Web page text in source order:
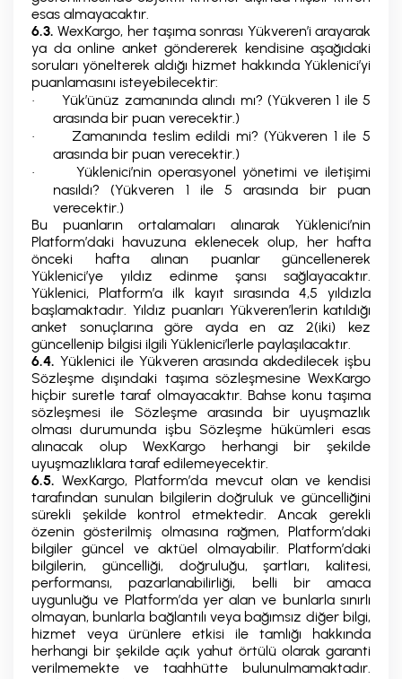
esas almayacaktır.
6.3. WexKargo, her taşıma sonrası Yükveren’i arayarak
ya da online anket göndererek kendisine aşağıdaki
soruları yönelterek aldığı hizmet hakkında Yüklenici’yi
puanlamasını isteyebilecektir:
·
Yük’ünüz zamanında alındı mı? (Yükveren 1 ile 5
arasında bir puan verecektir.)
·
Zamanında teslim edildi mi? (Yükveren 1 ile 5
arasında bir puan verecektir.)
·
Yüklenici’nin operasyonel yönetimi ve iletişimi
nasıldı? (Yükveren 1 ile 5 arasında bir puan
verecektir.)
Bu puanların ortalamaları alınarak Yüklenici’nin
Platform’daki havuzuna eklenecek olup, her hafta
önceki hafta alınan puanlar güncellenerek
Yüklenici’ye yıldız edinme şansı sağlayacaktır.
Yüklenici, Platform’a ilk kayıt sırasında 4,5 yıldızla
başlamaktadır. Yıldız puanları Yükveren’lerin katıldığı
anket sonuçlarına göre ayda en az 2(iki) kez
güncellenip bilgisi ilgili Yüklenici’lerle paylaşılacaktır.
6.4. Yüklenici ile Yükveren arasında akdedilecek işbu
Sözleşme dışındaki taşıma sözleşmesine WexKargo
hiçbir suretle taraf olmayacaktır. Bahse konu taşıma
sözleşmesi ile Sözleşme arasında bir uyuşmazlık
olması durumunda işbu Sözleşme hükümleri esas
alınacak olup WexKargo herhangi bir şekilde
uyuşmazlıklara taraf edilemeyecektir.
6.5. WexKargo, Platform’da mevcut olan ve kendisi
tarafından sunulan bilgilerin doğruluk ve güncelliğini
sürekli şekilde kontrol etmektedir. Ancak gerekli
özenin gösterilmiş olmasına rağmen, Platform’daki
bilgiler güncel ve aktüel olmayabilir. Platform’daki
bilgilerin, güncelliği, doğruluğu, şartları, kalitesi,
performansı, pazarlanabilirliği, belli bir amaca
uygunluğu ve Platform’da yer alan ve bunlarla sınırlı
olmayan, bunlarla bağlantılı veya bağımsız diğer bilgi,
hizmet veya ürünlere etkisi ile tamlığı hakkında
herhangi bir şekilde açık yahut örtülü olarak garanti
verilmemekte ve taahhütte bulunulmamaktadır.